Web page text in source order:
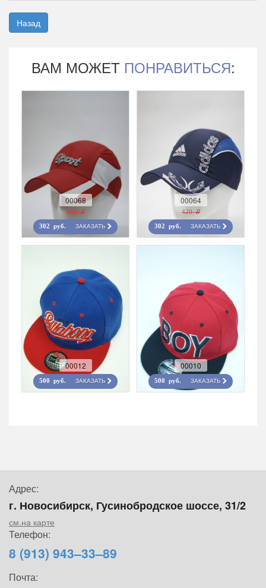
Назад
ВАМ МОЖЕТ ПОНРАВИТЬСЯ:
00068
420 r
302 руб. ЗАКАЗАТЬ
00064
420 r
302 руб. ЗАКАЗАТЬ
00012
500 руб. ЗАКАЗАТЬ
00010
500 руб. ЗАКАЗАТЬ
Адрес:
г. Новосибирск, Гусинобродское шоссе, 31/2
см.на карте
Телефон:
8 (913) 943–33–89
Почта: